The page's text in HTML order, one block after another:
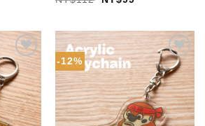
加入
「願
望輕
單」
-12%
加入
「願
望輕
單」